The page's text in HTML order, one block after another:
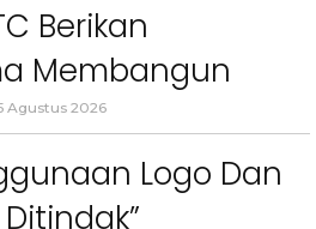
Berikan
Membangun
Agustus 2026
Logo Dan